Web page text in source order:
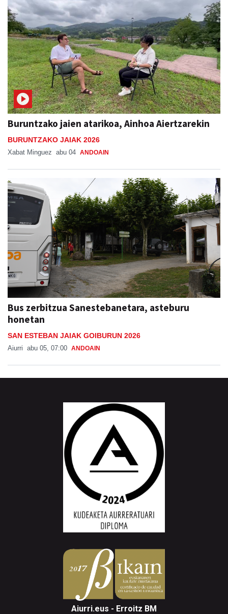
Buruntzako jaien atarikoa, Ainhoa Aiertzarekin
BURUNTZAKO JAIAK 2026
Xabat Minguez abu 04 ANDOAIN
Bus zerbitzua Sanestebanetara, asteburu
honetan
SAN ESTEBAN JAIAK GOIBURUN 2026
Aiurri abu 05, 07:00 ANDOAIN
Aiurri.eus - Erroitz BM